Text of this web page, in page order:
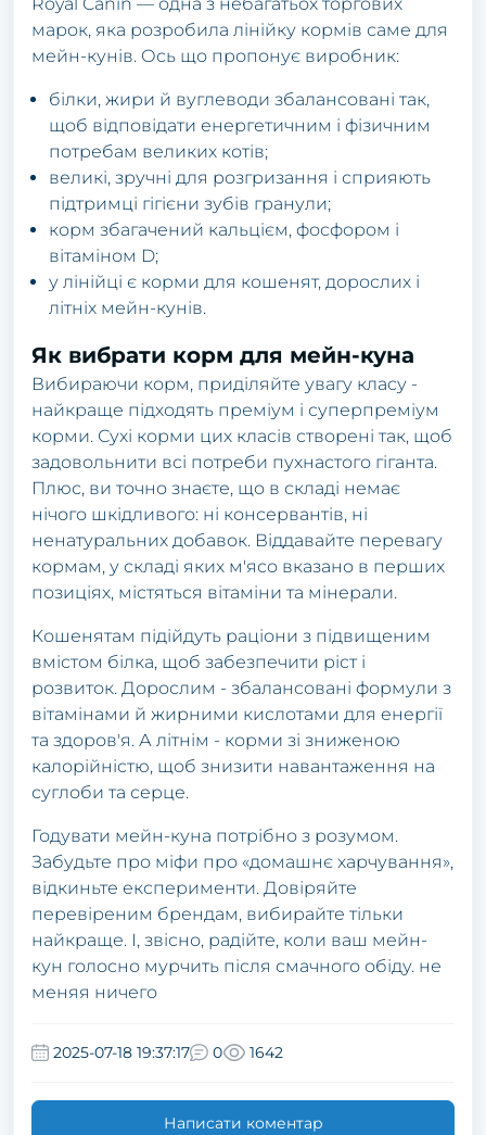
Royal Canin — одна з небагатьох торгових
марок, яка розробила лінійку кормів саме для
мейн-кунів. Ось що пропонує виробник:
білки, жири й вуглеводи збалансовані так,
щоб відповідати енергетичним і фізичним
потребам великих котів;
великі, зручні для розгризання і сприяють
підтримці гігієни зубів гранули;
корм збагачений кальцієм, фосфором і
вітаміном D;
у лінійці є корми для кошенят, дорослих і
літніх мейн-кунів.
Як вибрати корм для мейн-куна
Вибираючи корм, приділяйте увагу класу -
найкраще підходять преміум і суперпреміум
корми. Сухі корми цих класів створені так, щоб
задовольнити всі потреби пухнастого гіганта.
Плюс, ви точно знаєте, що в складі немає
нічого шкідливого: ні консервантів, ні
ненатуральних добавок. Віддавайте перевагу
кормам, у складі яких м'ясо вказано в перших
позиціях, містяться вітаміни та мінерали.
Кошенятам підійдуть раціони з підвищеним
вмістом білка, щоб забезпечити ріст і
розвиток. Дорослим - збалансовані формули з
вітамінами й жирними кислотами для енергії
та здоров'я. А літнім - корми зі зниженою
калорійністю, щоб знизити навантаження на
суглоби та серце.
Годувати мейн-куна потрібно з розумом.
Забудьте про міфи про «домашнє харчування»,
відкиньте експерименти. Довіряйте
перевіреним брендам, вибирайте тільки
найкраще. І, звісно, радійте, коли ваш мейн-
кун голосно мурчить після смачного обіду. не
меняя ничего
2025-07-18 19:37:17 0 1642
Написати коментар